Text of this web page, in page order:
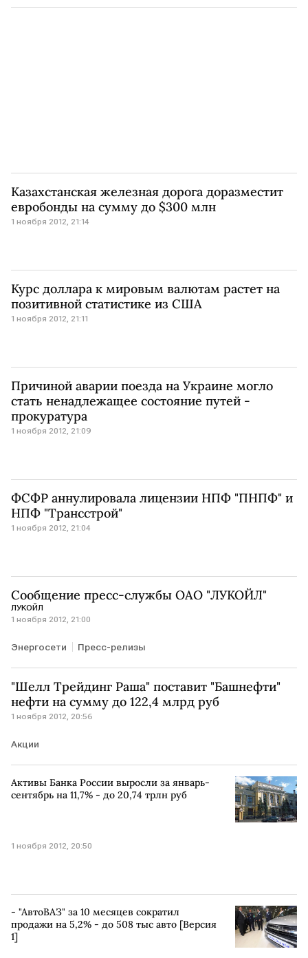
Казахстанская железная дорога доразместит
евробонды на сумму до $300 млн
1 ноября 2012, 21:14
Курс доллара к мировым валютам растет на
позитивной статистике из США
1 ноября 2012, 21:11
Причиной аварии поезда на Украине могло
стать ненадлежащее состояние путей -
прокуратура
1 ноября 2012, 21:09
ФСФР аннулировала лицензии НПФ "ПНПФ" и
НПФ "Трансстрой"
1 ноября 2012, 21:04
Сообщение пресс-службы ОАО "ЛУКОЙЛ"
ЛУКОЙЛ
1 ноября 2012, 21:00
Энергосети Пресс-релизы
"Шелл Трейдинг Раша" поставит "Башнефти"
нефти на сумму до 122,4 млрд руб
1 ноября 2012, 20:56
Акции
Активы Банка России выросли за январь-
сентябрь на 11,7% - до 20,74 трлн руб
1 ноября 2012, 20:50
- "АвтоВАЗ" за 10 месяцев сократил
продажи на 5,2% - до 508 тыс авто [Версия
1]